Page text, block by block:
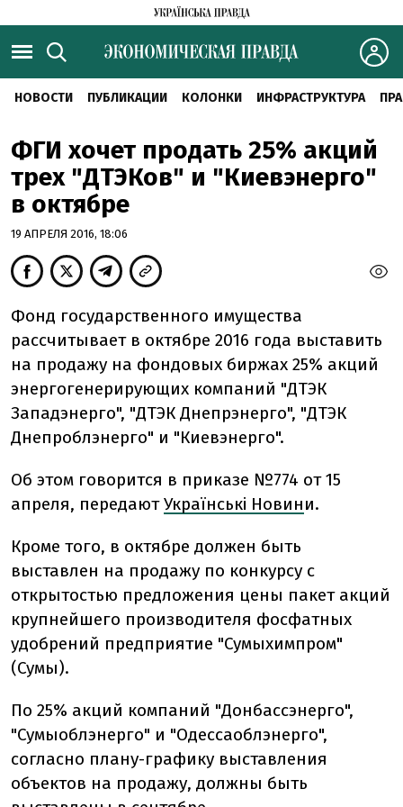
НОВОСТИ ПУБЛИКАЦИИ КОЛОНКИ ИНФРАСТРУКТУРА
ФГИ хочет продать 25% акций
трех "ДТЭКов" и "Киевэнерго"
в октябре
19 АПРЕЛЯ 2016, 18:06
Фонд государственного имущества
рассчитывает в октябре 2016 года выставить
на продажу на фондовых биржах 25% акций
энергогенерирующих компаний "ДТЭК
Западэнерго", "ДТЭК Днепрэнерго", "ДТЭК
Днепроблэнерго" и "Киевэнерго".
Об этом говорится в приказе №774 от 15
апреля, передаютУкраїнські Новини.
Кроме того, в октябре должен быть
выставлен на продажу по конкурсу с
открытостью предложения цены пакет акций
крупнейшего производителя фосфатных
удобрений предприятие "Сумыхимпром"
(Сумы).
По 25% акций компаний "Донбассэнерго",
"Сумыоблэнерго" и "Одессаоблэнерго",
согласно плану-графику выставления
объектов на продажу, должны быть